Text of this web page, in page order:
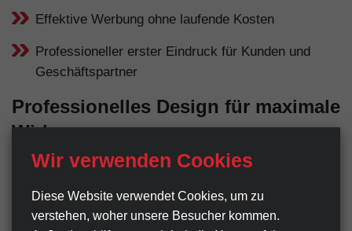
Effektive Werbung ohne laufende Kosten
Professioneller erster Eindruck für Kunden und
Geschäftspartner
Professionelles Design für maximale
Wirkung
Ein Werbeschild ist oft der erste Kontaktpunkt
zwischen Ihrem Unternehmen und potenziellen Kunden
in Bargstedt. Deshalb legen wir großen Wert auf ein
Wir verwenden Cookies
Diese Website verwendet Cookies, um zu
verstehen, woher unsere Besucher kommen.